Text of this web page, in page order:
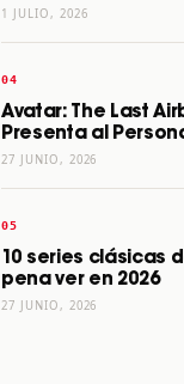
1 JULIO, 2026
Avatar: The Last
Presenta al
27 JUNIO, 2026
10 series clásicas
pena ver en 2026
27 JUNIO, 2026